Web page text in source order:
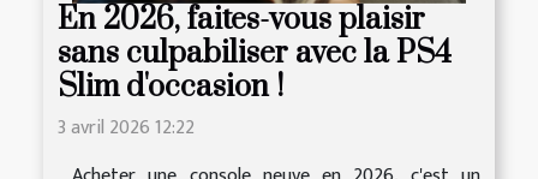
En 2026, faites-vous plaisir
sans culpabiliser avec la PS4
Slim d'occasion !
3 avril 2026 12:22